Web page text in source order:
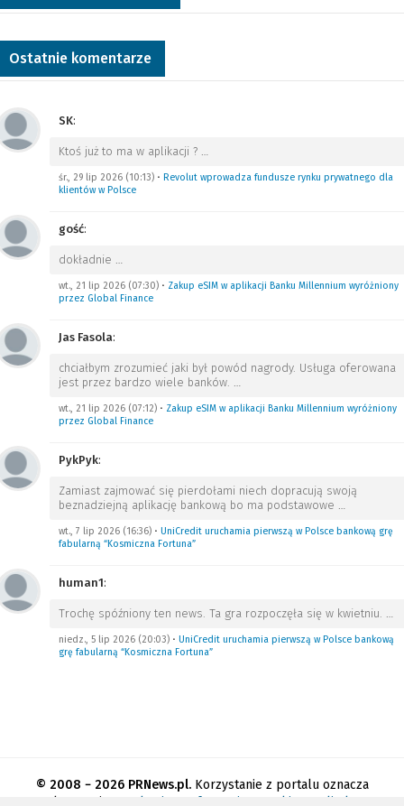
Ostatnie komentarze
SK:
Ktoś już to ma w aplikacji ? …
śr., 29 lip 2026 (10:13) • Revolut wprowadza fundusze rynku prywatnego dla
klientów w Polsce
gość:
dokładnie …
wt., 21 lip 2026 (07:30) • Zakup eSIM w aplikacji Banku Millennium wyróżniony
przez Global Finance
Jas Fasola:
chciałbym zrozumieć jaki był powód nagrody. Usługa oferowana
jest przez bardzo wiele banków. …
wt., 21 lip 2026 (07:12) • Zakup eSIM w aplikacji Banku Millennium wyróżniony
przez Global Finance
PykPyk:
Zamiast zajmować się pierdołami niech dopracują swoją
beznadziejną aplikację bankową bo ma podstawowe …
wt., 7 lip 2026 (16:36) • UniCredit uruchamia pierwszą w Polsce bankową grę
fabularną “Kosmiczna Fortuna”
human1:
Trochę spóźniony ten news. Ta gra rozpoczęła się w kwietniu. …
niedz., 5 lip 2026 (20:03) • UniCredit uruchamia pierwszą w Polsce bankową
grę fabularną “Kosmiczna Fortuna”
© 2008 − 2026 PRNews.pl.Korzystanie z portalu oznacza
akceptację
regulaminu Informacja o cookies Polityka